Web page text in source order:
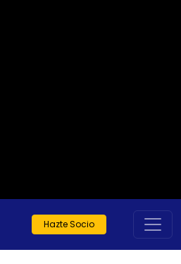
Hazte Socio